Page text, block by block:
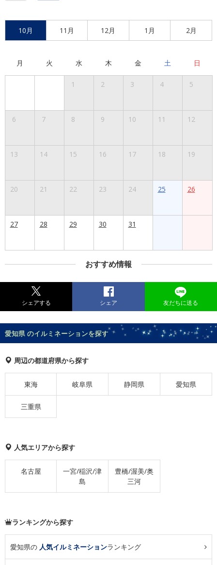
10月 11月 12月 1月 2月
月 火 水 木 金 土 日
1 2 3 4 5
6 7 8 9 10 11 12
13 14 15 16 17 18 19
20 21 22 23 24 25 26
27 28 29 30 31
おすすめ情報
シェアする シェア 友だちに送る
愛知県 のイルミネーションを探す
周辺の都道府県から探す
東海 岐阜県 静岡県 愛知県
三重県
人気エリアから探す
名古屋
一宮/稲沢/津
島
豊橋/渥美/奥
三河
ランキングから探す
愛知県の 人気イルミネーションランキング